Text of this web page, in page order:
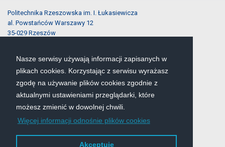
Nasze serwisy używają informacji zapisanych w
plikach cookies. Korzystając z serwisu wyrażasz
zgodę na używanie plików cookies zgodnie z
aktualnymi ustawieniami przeglądarki, które
możesz zmienić w dowolnej chwili.
Więcej informacji odnośnie plików cookies
Akceptuję
Politechnika Rzeszowska im. I. Łukasiewicza
al. Powstańców Warszawy 12
35-029 Rzeszów
tel.:(17) 743-25-40
e-mail: rekrutacja@prz.edu.pl
Mapa serwisu
Deklaracja dostępności